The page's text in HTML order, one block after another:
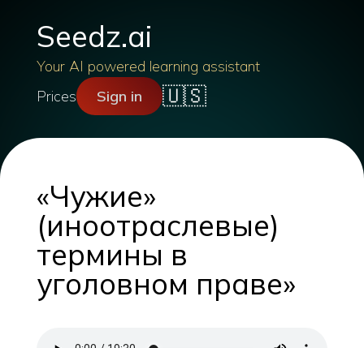
Seedz.ai
Your AI powered learning assistant
Prices
Sign in 🇺🇸
«Чужие»
(иноотраслевые)
термины в
уголовном праве»